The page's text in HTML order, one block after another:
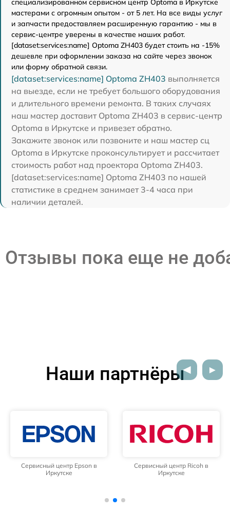
специализированном сервисном центр Optoma в Иркутске
мастерами с огромным опытом - от 5 лет. На все виды услуг
и запчасти предоставляем расширенную гарантию - мы в
сервис-центре уверены в качестве наших работ.
[dataset:services:name] Optoma ZH403 будет стоить на -15%
дешевле при оформлении заказа на сайте через звонок
или форму обратной связи.
[dataset:services:name] Optoma ZH403 выполняется
на выезде, если не требует большого оборудования
и длительного времени ремонта. В таких случаях
наш мастер доставит Optoma ZH403 в сервис-центр
Optoma в Иркутске и привезет обратно.
Закажите звонок или позвоните и наш мастер сц
Optoma в Иркутске проконсультирует и рассчитает
стоимость работ над проектора Optoma ZH403.
[dataset:services:name] Optoma ZH403 по нашей
статистике в среднем занимает 3-4 часа при
наличии деталей.
Отзывы пока еще не
Наши партнёры
Сервисный центр Epson в
Иркутске
Сервисный центр Ricoh в
Иркутске